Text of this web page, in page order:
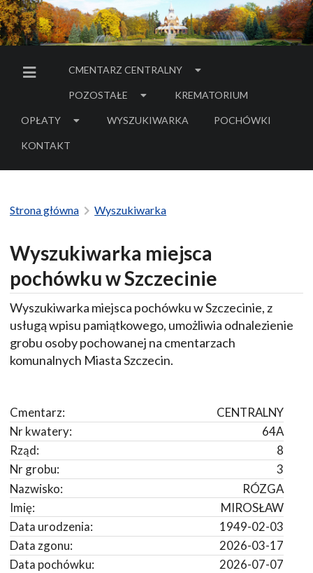
MENU BOCZNE
CMENTARZ CENTRALNY
POZOSTAŁE KREMATORIUM
OPŁATY WYSZUKIWARKA POCHÓWKI
- LINK DO SERWISU
KONTAKT
Strona główna Wyszukiwarka
Wyszukiwarka miejsca
pochówku w Szczecinie
Wyszukiwarka miejsca pochówku w Szczecinie, z
usługą wpisu pamiątkowego, umożliwia odnalezienie
grobu osoby pochowanej na cmentarzach
komunalnych Miasta Szczecin.
CENTRALNY
Cmentarz:
64A
Nr kwatery:
8
Rząd:
3
Nr grobu:
RÓZGA
Nazwisko:
MIROSŁAW
Imię:
1949-02-03
Data urodzenia:
2026-03-17
Data zgonu:
2026-07-07
Data pochówku: